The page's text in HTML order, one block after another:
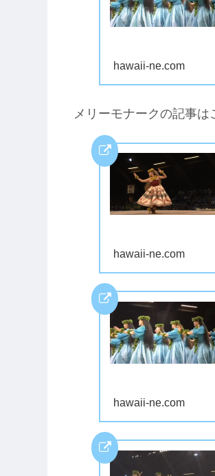
hawaii-ne.com
メリーモナークの記事は
hawaii-ne.com
hawaii-ne.com